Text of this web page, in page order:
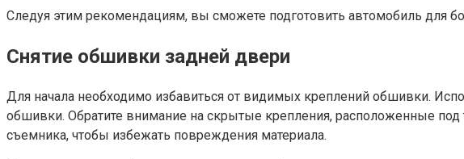
Следуя этим рекомендациям, вы сможете подготовить автомобиль для
Снятие обшивки задней двери
Для начала необходимо избавиться от видимых креплений обшивки.
обшивки. Обратите внимание на скрытые крепления, расположенные
съемника, чтобы избежать повреждения материала.